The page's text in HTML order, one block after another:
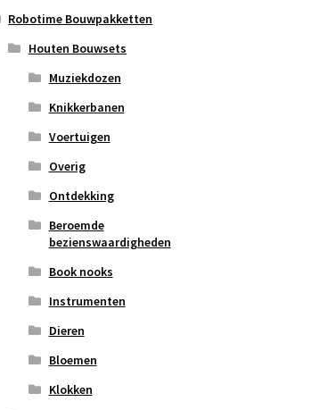
Robotime Bouwpakketten
Houten Bouwsets
Muziekdozen
Knikkerbanen
Voertuigen
Overig
Ontdekking
Beroemde
bezienswaardigheden
Book nooks
Instrumenten
Dieren
Bloemen
Klokken